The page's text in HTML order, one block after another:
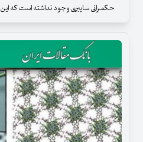
حکمرانی سایبری وجود نداشته است که این